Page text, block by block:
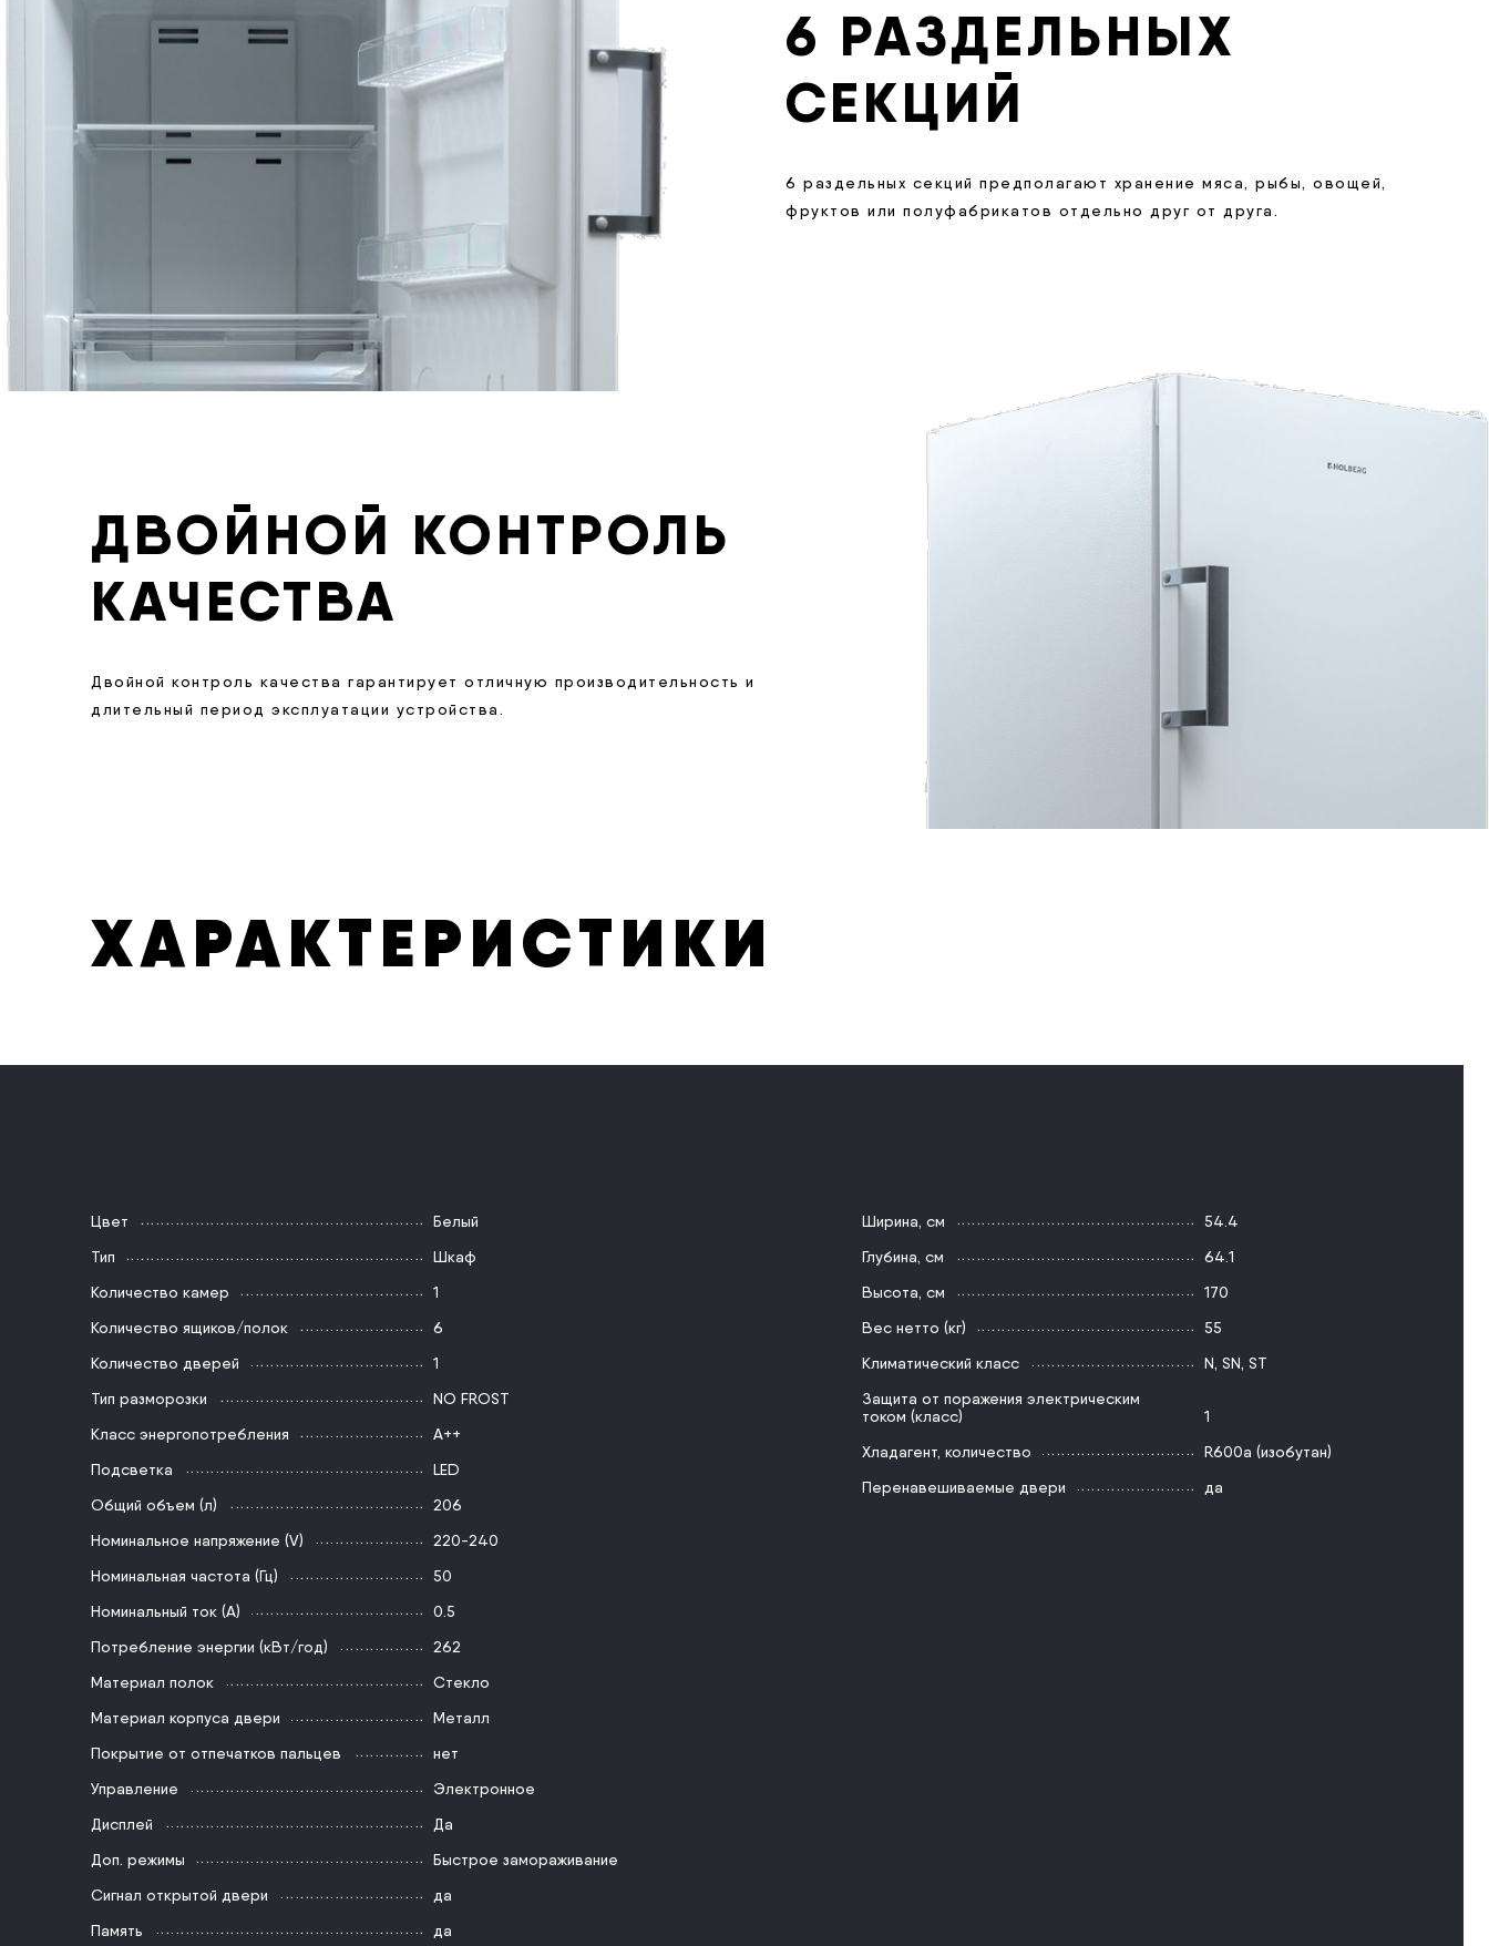
6 РАЗДЕЛЬНЫХ
СЕКЦИЙ
6 раздельных секций предполагают хранение мяса, рыбы, овощей,
фруктов или полуфабрикатов отдельно друг от друга.
ДВОЙНОЙ КОНТРОЛЬ
КАЧЕСТВА
Двойной контроль качества гарантирует отличную производительность и
длительный период эксплуатации устройства.
ХАРАКТЕРИСТИКИ
Цвет
Белый
Тип
Шкаф
Количество камер
1
Количество ящиков/полок
6
Количество дверей
1
Тип разморозки
NO FROST
Класс энергопотребления
А++
Подсветка
LED
Общий объем (л)
206
Номинальное напряжение (V)
220-240
Номинальная частота (Гц)
50
Номинальный ток (А)
0.5
Потребление энергии (кВт/год)
262
Материал полок
Стекло
Материал корпуса двери
Металл
Покрытие от отпечатков пальцев
нет
Управление
Электронное
Дисплей
Да
Доп. режимы
Быстрое замораживание
Сигнал открытой двери
да
Память
да
Ширина, см
54.4
Глубина, см
64.1
Высота, см
170
Вес нетто (кг)
55
Климатический класс
N, SN, ST
Защита от поражения электрическим
током (класс)
1
Хладагент, количество
R600a (изобутан)
Перенавешиваемые двери
да